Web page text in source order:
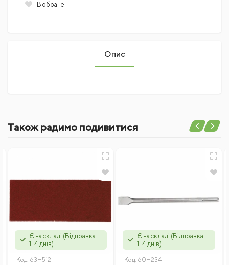
В обране
Опис
Написати відгук
Також радимо подивитися
Є на складі (Відправка
1-4 днів)
Код: 63H512
Є на складі (Відправка
1-4 днів)
Код: 60H234